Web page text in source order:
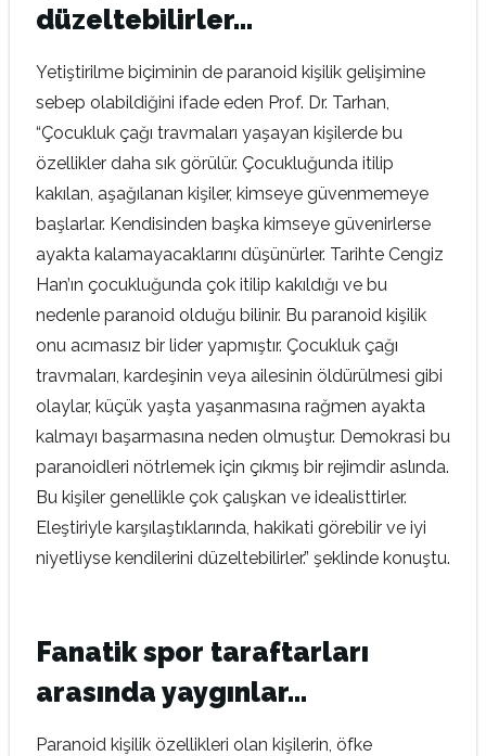
düzeltebilirler...
Yetiştirilme biçiminin de paranoid kişilik gelişimine
sebep olabildiğini ifade eden Prof. Dr. Tarhan,
“Çocukluk çağı travmaları yaşayan kişilerde bu
özellikler daha sık görülür. Çocukluğunda itilip
kakılan, aşağılanan kişiler, kimseye güvenmemeye
başlarlar. Kendisinden başka kimseye güvenirlerse
ayakta kalamayacaklarını düşünürler. Tarihte Cengiz
Han’ın çocukluğunda çok itilip kakıldığı ve bu
nedenle paranoid olduğu bilinir. Bu paranoid kişilik
onu acımasız bir lider yapmıştır. Çocukluk çağı
travmaları, kardeşinin veya ailesinin öldürülmesi gibi
olaylar, küçük yaşta yaşanmasına rağmen ayakta
kalmayı başarmasına neden olmuştur. Demokrasi bu
paranoidleri nötrlemek için çıkmış bir rejimdir aslında.
Bu kişiler genellikle çok çalışkan ve idealisttirler.
Eleştiriyle karşılaştıklarında, hakikati görebilir ve iyi
niyetliyse kendilerini düzeltebilirler.” şeklinde konuştu.
Fanatik spor taraftarları
arasında yaygınlar…
Paranoid kişilik özellikleri olan kişilerin, öfke